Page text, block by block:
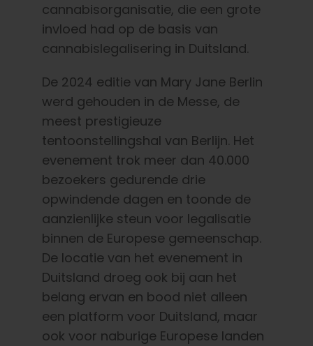
cannabisorganisatie, die een grote
invloed had op de basis van
cannabislegalisering in Duitsland.
De 2024 editie van Mary Jane Berlin
werd gehouden in de Messe, de
meest prestigieuze
tentoonstellingshal van Berlijn. Het
evenement trok meer dan 40.000
bezoekers gedurende drie
opwindende dagen en toonde de
aanzienlijke steun voor legalisatie
binnen de Europese gemeenschap.
De locatie van het evenement in
Duitsland droeg ook bij aan het
belang ervan en bood niet alleen
een platform voor Duitsland, maar
ook voor naburige Europese landen